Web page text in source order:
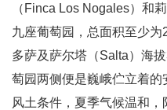
（Finca Los Nogales）和
九座葡萄园，总面积至少
多萨及萨尔塔（Salta）海
萄园两侧便是巍峨伫立着
风土条件，夏季气候温和